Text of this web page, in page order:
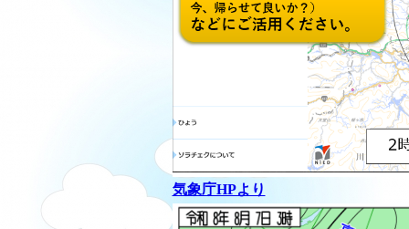
気象庁HPより